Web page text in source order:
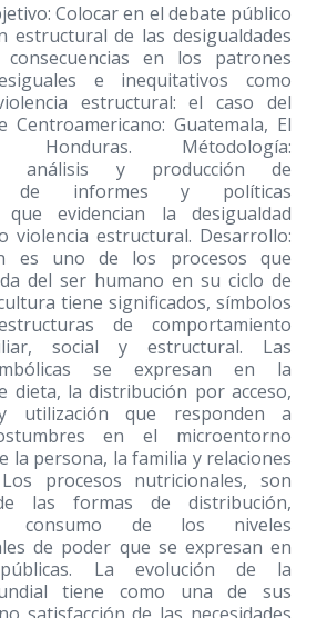
Colocar en el debate público
estructural de las desigualdades
en los patrones
e inequitativos como
estructural: el caso del
Guatemala, El
Métodología:
análisis y producción de
de informes y políticas
que evidencian la desigualdad
violencia estructural. Desarrollo:
es uno de los procesos que
del ser humano en su ciclo de
tiene significados, símbolos
de comportamiento
social y estructural. Las
se expresan en la
dieta, la distribución por acceso,
utilización que responden a
en el microentorno
la persona, la familia y relaciones
procesos nutricionales, son
las formas de distribución,
consumo de los niveles
de poder que se expresan en
La evolución de la
tiene como una de sus